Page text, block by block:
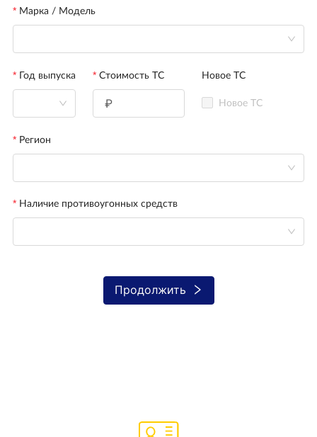
Марка / Модель
Год выпуска Стоимость ТС Новое ТС
Новое ТС
Регион
Наличие противоугонных средств
Продолжить